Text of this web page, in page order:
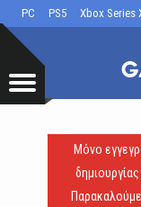
PC PS5 Xbox Series
Μόνο